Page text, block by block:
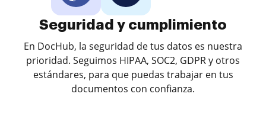
Seguridad y cumplimiento
En DocHub, la seguridad de tus datos es nuestra
prioridad. Seguimos HIPAA, SOC2, GDPR y otros
estándares, para que puedas trabajar en tus
documentos con confianza.